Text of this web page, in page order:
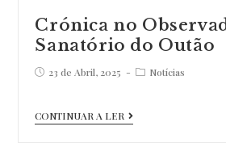
Crónica no
Sanatório do Outão
Post23 de Abril, 2025
PostNotícias
CONTINUAR A LER
Crónica